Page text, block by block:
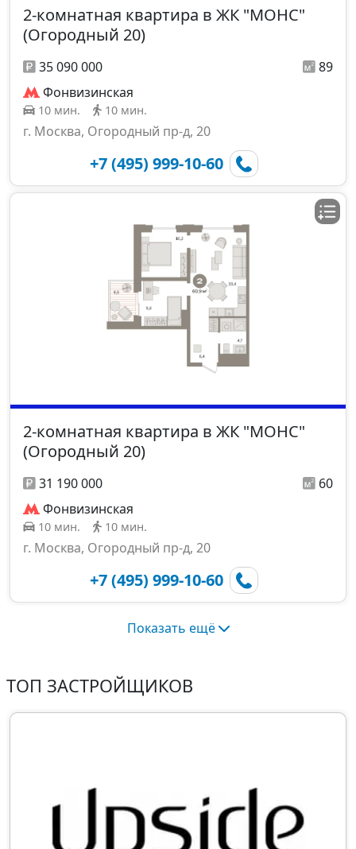
2-комнатная квартира в ЖК "МОНС"
(Огородный 20)
35 090 000
89
Фонвизинская
10 мин. 10 мин.
г. Москва, Огородный пр-д, 20
+7 (495) 999-10-60
2-комнатная квартира в ЖК "МОНС"
(Огородный 20)
31 190 000
60
Фонвизинская
10 мин. 10 мин.
г. Москва, Огородный пр-д, 20
+7 (495) 999-10-60
Показать ещё
ТОП ЗАСТРОЙЩИКОВ